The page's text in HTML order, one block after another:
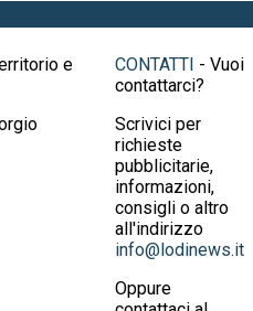
e
CONTATTI - Vuoi
contattarci?
Scrivici per
richieste
pubblicitarie,
informazioni,
consigli o altro
all'indirizzo
info@lodinews.it
Oppure